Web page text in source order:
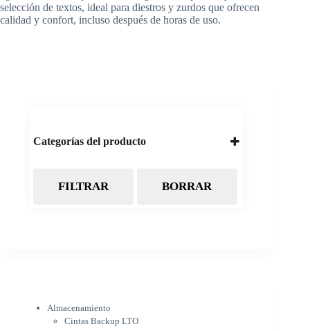
selección de textos, ideal para diestros y zurdos que ofrecen
calidad y confort, incluso después de horas de uso.
Categorías del producto
Almacenamiento
Cámaras
Cargadores
FILTRAR BORRAR
Almacenamiento
Cintas Backup LTO